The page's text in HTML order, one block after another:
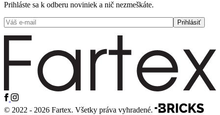
Prihláste sa k odberu noviniek a nič nezmeškáte.
© 2022 - 2026 Fartex. Všetky práva vyhradené.